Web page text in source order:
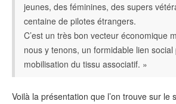
jeunes, des féminines, des supers
centaine de pilotes étrangers.
C’est un très bon vecteur économique
nous y tenons, un formidable lien
mobilisation du tissu associatif. »
Voilà la présentation que l’on trouve sur le